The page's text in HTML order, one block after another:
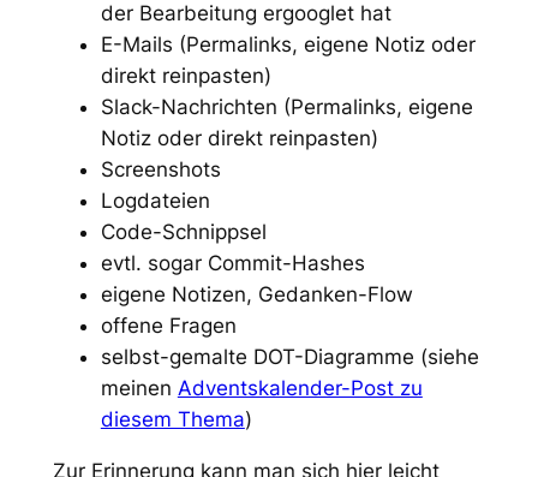
der Bearbeitung ergooglet hat
E-Mails (Permalinks, eigene Notiz oder
direkt reinpasten)
Slack-Nachrichten (Permalinks, eigene
Notiz oder direkt reinpasten)
Screenshots
Logdateien
Code-Schnippsel
evtl. sogar Commit-Hashes
eigene Notizen, Gedanken-Flow
offene Fragen
selbst-gemalte DOT-Diagramme (siehe
meinen Adventskalender-Post zu
diesem Thema)
Zur Erinnerung kann man sich hier leicht